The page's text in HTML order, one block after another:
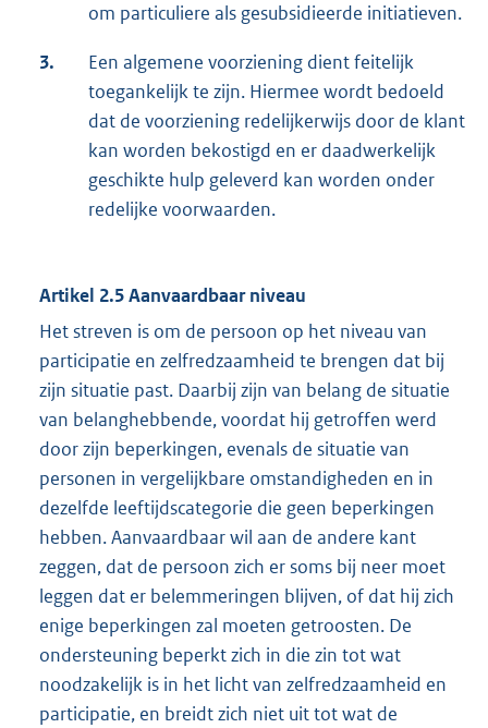
om particuliere als gesubsidieerde initiatieven.
3.
Een algemene voorziening dient feitelijk
toegankelijk te zijn. Hiermee wordt bedoeld
dat de voorziening redelijkerwijs door de klant
kan worden bekostigd en er daadwerkelijk
geschikte hulp geleverd kan worden onder
redelijke voorwaarden.
Artikel 2.5 Aanvaardbaar niveau
Het streven is om de persoon op het niveau van
participatie en zelfredzaamheid te brengen dat bij
zijn situatie past. Daarbij zijn van belang de situatie
van belanghebbende, voordat hij getroffen werd
door zijn beperkingen, evenals de situatie van
personen in vergelijkbare omstandigheden en in
dezelfde leeftijdscategorie die geen beperkingen
hebben. Aanvaardbaar wil aan de andere kant
zeggen, dat de persoon zich er soms bij neer moet
leggen dat er belemmeringen blijven, of dat hij zich
enige beperkingen zal moeten getroosten. De
ondersteuning beperkt zich in die zin tot wat
noodzakelijk is in het licht van zelfredzaamheid en
participatie, en breidt zich niet uit tot wat de